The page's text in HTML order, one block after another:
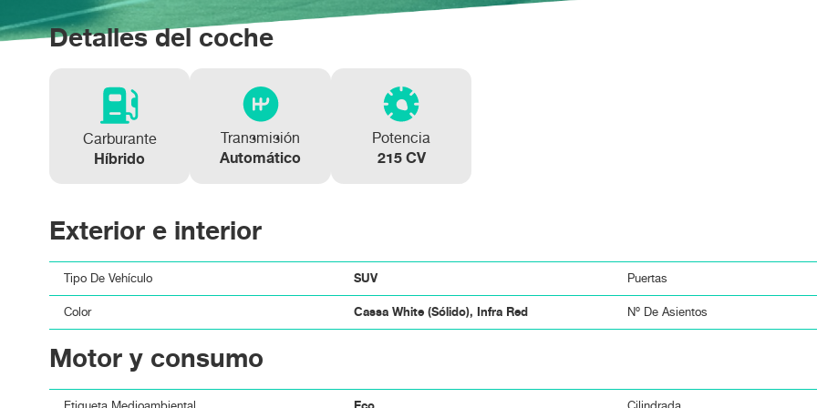
KIA SPORTAGE 1.6 CRDi MHEV 100kW (136CV) Drive 4x2
KIA SPORTAGE 1.6 T-GDi 110kW (150CV) Concept 4x2
Detalles del coche
Carburante
Híbrido
Transmisión
Automático
Potencia
215 CV
Exterior e interior
Tipo De Vehículo SUV Puertas
Color Cassa White (sólido), Infra Red Nº De Asientos
Motor y consumo